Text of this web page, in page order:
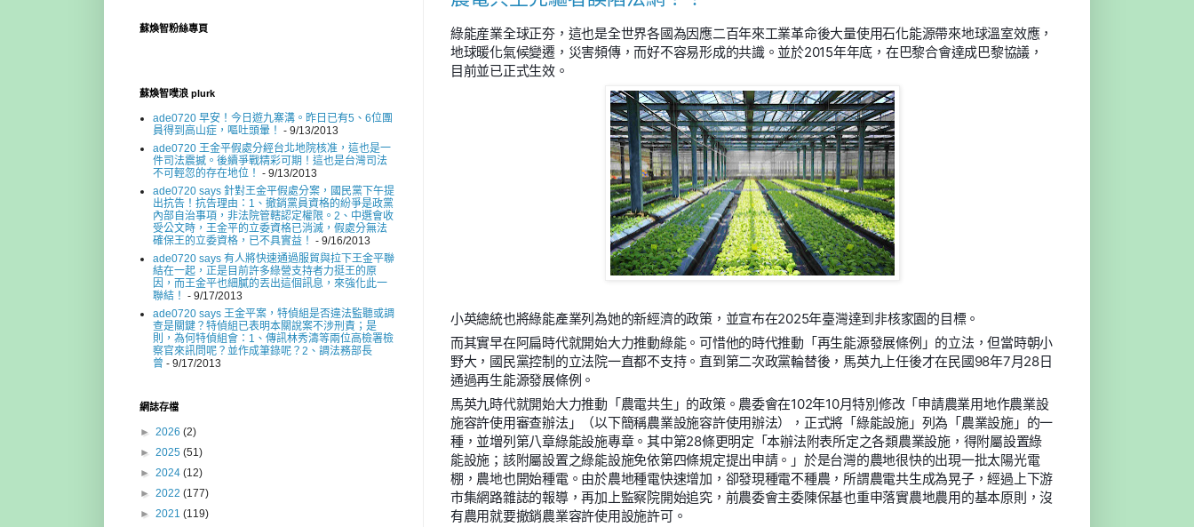
綠能産業全球正夯，這也是全世界各國為因應二百年來工業革命後大量使用石化能源帶來地球溫室效應，
地球暖化氣候變遷，災害頻傳，而好不容易形成的共識。並於2015年年底，在巴黎合會達成巴黎協議，
目前並已正式生效。
小英總統也將綠能產業列為她的新經濟的政策，並宣布在2025年臺灣達到非核家園的目標。
而其實早在阿扁時代就開始大力推動綠能。可惜他的時代推動「再生能源發展條例」的立法，但當時朝小
野大，國民黨控制的立法院一直都不支持。直到第二次政黨輪替後，馬英九上任後才在民國98年7月28日
通過再生能源發展條例。
馬英九時代就開始大力推動「農電共生」的政策。農委會在102年10月特別修改「申請農業用地作農業設
施容許使用審查辦法」（以下簡稱農業設施容許使用辦法），正式將「綠能設施」列為「農業設施」的一
種，並増列第八章綠能設施專章。其中第28條更明定「本辦法附表所定之各類農業設施，得附屬設置綠
能設施；該附屬設置之綠能設施免依第四條規定提出申請。」於是台灣的農地很快的出現一批太陽光電
棚，農地也開始種電。由於農地種電快速增加，卻發現種電不種農，所謂農電共生成為晃子，經過上下游
市集網路雜誌的報導，再加上監察院開始追究，前農委會主委陳保基也重申落實農地農用的基本原則，沒
有農用就要撤銷農業容許使用設施許可。
蘇煥智粉絲專頁
蘇煥智噗浪 plurk
ade0720 早安！今日遊九寨溝。昨日已有5、6位團
員得到高山症，嘔吐頭暈！ - 9/13/2013
ade0720 王金平假處分經台北地院核准，這也是一
件司法震撼。後續爭戰精彩可期！這也是台灣司法
不可輕忽的存在地位！ - 9/13/2013
ade0720 says 針對王金平假處分案，國民黨下午提
出抗告！抗告理由：1、撤銷黨員資格的紛爭是政黨
內部自治事項，非法院管轄認定權限。2、中選會收
受公文時，王金平的立委資格已消滅，假處分無法
確保王的立委資格，已不具實益！ - 9/16/2013
ade0720 says 有人將快速通過服貿與拉下王金平聯
結在一起，正是目前許多綠營支持者力挺王的原
因，而王金平也細膩的丟出這個訊息，來強化此一
聯結！ - 9/17/2013
ade0720 says 王金平案，特偵組是否違法監聽或調
查是關鍵？特偵組已表明本關說案不涉刑責；是
則，為何特偵組會：1、傳訊林秀濤等兩位高檢署檢
察官來訊問呢？並作成筆錄呢？2、調法務部長
曾 - 9/17/2013
網誌存檔
► 2026 (2)
► 2025 (51)
► 2024 (12)
► 2022 (177)
► 2021 (119)